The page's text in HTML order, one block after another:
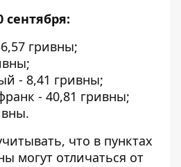
сентября:
гривны;
- 8,41 гривны;
- 40,81 гривны;
что в пунктах
могут отличаться от